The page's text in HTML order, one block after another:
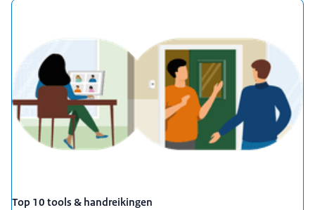
Top 10 tools & handreikingen